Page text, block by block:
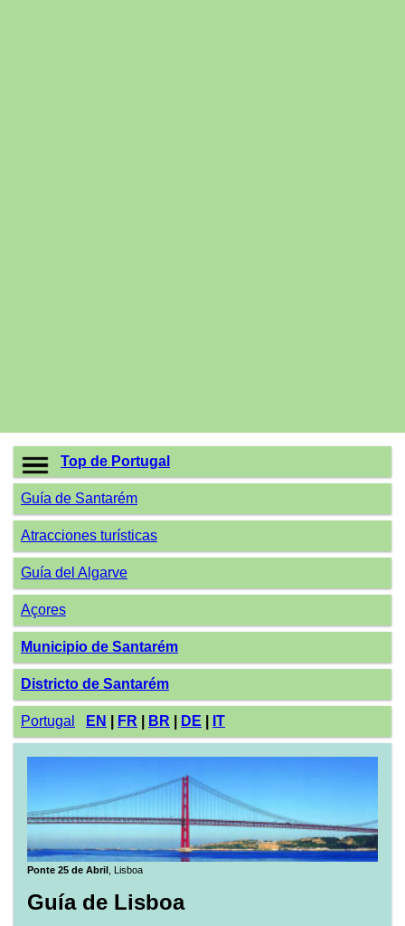
Top de Portugal
Guía de Santarém
Atracciones turísticas
Guía del Algarve
Açores
Municipio de Santarém
Districto de Santarém
Portugal EN FR BR DE IT
Ponte 25 de Abril , Lisboa
Guía de Lisboa